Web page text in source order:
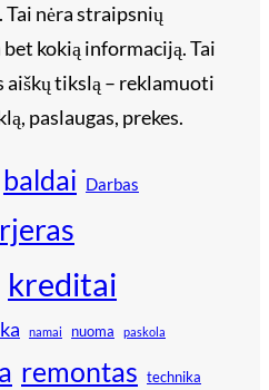
nėra straipsnių
kokią informaciją. Tai
tikslą – reklamuoti
paslaugas, prekes.
baldai Darbas
kreditai
namai nuoma paskola
remontas technika